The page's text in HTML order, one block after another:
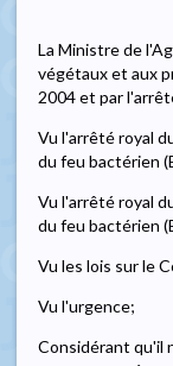
La Ministre de
végétaux et aux
2004 et par
Vu l'arrêté royal
du feu bactérien
Vu l'arrêté royal
du feu bactérien
Vu les lois sur le
Vu l'urgence;
Considérant qu'il